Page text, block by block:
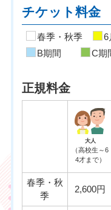
チケット料金
春季・秋季 6
B期間
C
正規料金
大人
（高校生～6
4才まで）
春季・秋
季
2,600円